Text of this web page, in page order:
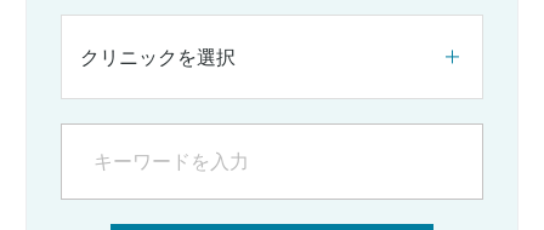
クリニックを選択